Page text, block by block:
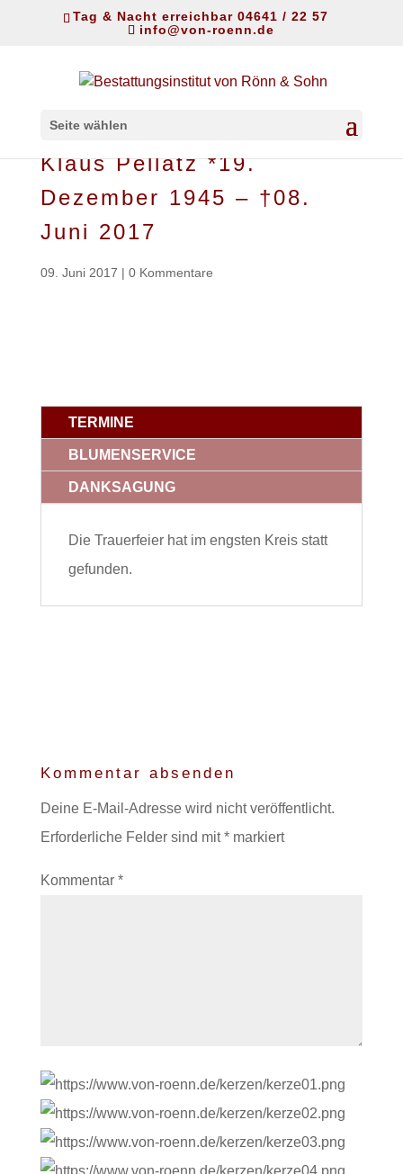
Tag & Nacht erreichbar 04641 / 22 57
info@von-roenn.de
Seite wählen
Klaus Pellatz *19.
Dezember 1945 – †08.
Juni 2017
09. Juni 2017 | 0 Kommentare
TERMINE
BLUMENSERVICE
DANKSAGUNG
Die Trauerfeier hat im engsten Kreis statt
gefunden.
Kommentar absenden
Deine E-Mail-Adresse wird nicht veröffentlicht.
Erforderliche Felder sind mit*markiert
Kommentar *